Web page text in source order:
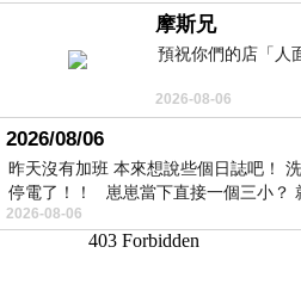
摩斯兄
預祝你們的店「人
2026-08-06
2026/08/06
昨天沒有加班 本來想說些個日誌吧！
停電了！！ 崽崽當下直接一個三小？
2026-08-06